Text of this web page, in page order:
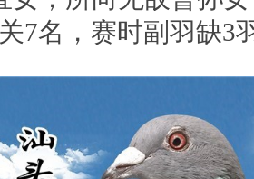
7名，赛时副羽缺3